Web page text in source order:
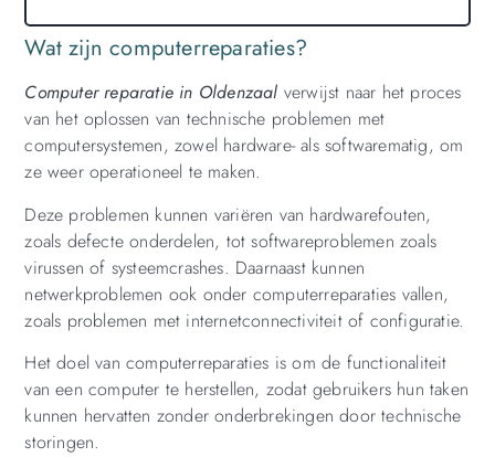
Wat zijn computerreparaties?
Computer reparatie in Oldenzaal verwijst naar het proces
van het oplossen van technische problemen met
computersystemen, zowel hardware- als softwarematig, om
ze weer operationeel te maken.
Deze problemen kunnen variëren van hardwarefouten,
zoals defecte onderdelen, tot softwareproblemen zoals
virussen of systeemcrashes. Daarnaast kunnen
netwerkproblemen ook onder computerreparaties vallen,
zoals problemen met internetconnectiviteit of configuratie.
Het doel van computerreparaties is om de functionaliteit
van een computer te herstellen, zodat gebruikers hun taken
kunnen hervatten zonder onderbrekingen door technische
storingen.